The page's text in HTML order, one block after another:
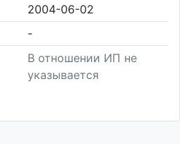
2004-06-02
-
В отношении ИП не
указывается